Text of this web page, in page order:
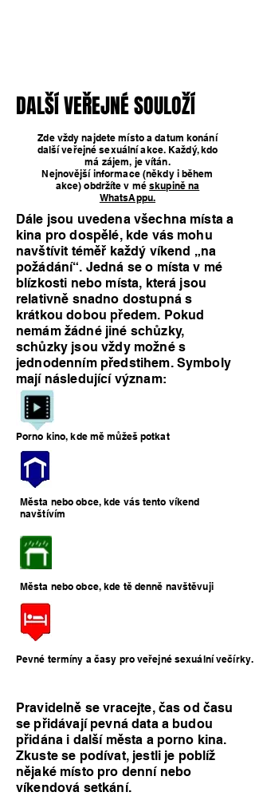
DALŠÍ VEŘEJNÉ SOULOŽÍ
DALŠÍ VEŘEJNÉ SOULOŽÍ
Zde vždy najdete místo a datum konání
další veřejné sexuální akce. Každý, kdo
má zájem, je vítán.
Nejnovější informace (někdy i během
akce) obdržíte v méskupině na
WhatsAppu.
Dále jsou uvedena všechna místa a
kina pro dospělé, kde vás mohu
navštívit téměř každý víkend „na
požádání“. Jedná se o místa v mé
blízkosti nebo místa, která jsou
relativně snadno dostupná s
krátkou dobou předem. Pokud
nemám žádné jiné schůzky,
schůzky jsou vždy možné s
jednodenním předstihem. Symboly
mají následující význam:
Porno kino, kde mě můžeš potkat
Města nebo obce, kde vás tento víkend
navštívím
Města nebo obce, kde tě denně navštěvuji
Pevné termíny a časy pro veřejné sexuální večírky.
Pravidelně se vracejte, čas od času
se přidávají pevná data a budou
přidána i další města a porno kina.
Zkuste se podívat, jestli je poblíž
nějaké místo pro denní nebo
víkendová setkání.